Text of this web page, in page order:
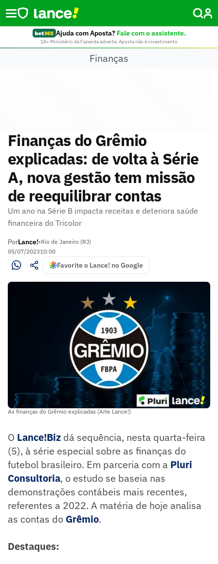
Ajuda com Aposta? Fale com o assistente.
18+ Ministério da Fazenda adverte: Aposta não é investimento
Finanças
Finanças do Grêmio
explicadas: de volta à Série
A, nova gestão tem missão
de reequilibrar contas
Um ano na Série B impacta receitas e deteriora saúde
financeira do Tricolor
PorLance!•Rio de Janeiro (RJ)
05/07/202310:00
Favorite o Lance! no Google
As finanças do Grêmio explicadas (Arte Lance!)
O Lance!Biz dá sequência, nesta quarta-feira
(5), à série especial sobre as finanças do
futebol brasileiro. Em parceria com a Pluri
Consultoria, o estudo se baseia nas
demonstrações contábeis mais recentes,
referentes a 2022. A matéria de hoje analisa
as contas do Grêmio.
Destaques: